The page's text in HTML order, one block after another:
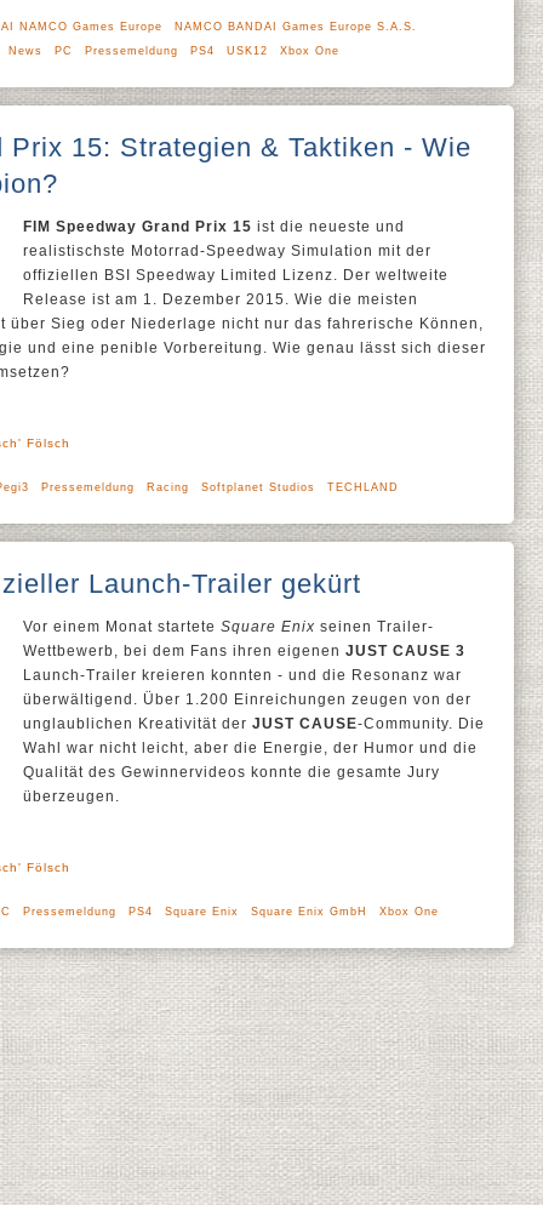
NAMCO Games Europe
NAMCO BANDAI Games Europe S.A.S.
News
PC Pressemeldung PS4 USK12 Xbox One
Prix 15: Strategien & Taktiken - Wie
FIM Speedway Grand Prix 15 ist die neueste und
realistischste Motorrad-Speedway Simulation mit der
offiziellen BSI Speedway Limited Lizenz. Der weltweite
Release ist am 1. Dezember 2015. Wie die meisten
über Sieg oder Niederlage nicht nur das fahrerische Können,
und eine penible Vorbereitung. Wie genau lässt sich dieser
Fölsch
Pressemeldung Racing Softplanet Studios TECHLAND
Launch-Trailer gekürt
Vor einem Monat startete Square Enix seinen Trailer-
Wettbewerb, bei dem Fans ihren eigenen JUST CAUSE 3
Launch-Trailer kreieren konnten - und die Resonanz war
überwältigend. Über 1.200 Einreichungen zeugen von der
unglaublichen Kreativität der JUST CAUSE-Community. Die
Wahl war nicht leicht, aber die Energie, der Humor und die
Qualität des Gewinnervideos konnte die gesamte Jury
überzeugen.
Fölsch
Pressemeldung PS4 Square Enix Square Enix GmbH Xbox One